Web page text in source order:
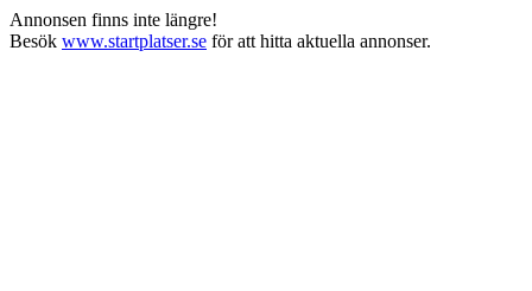
Annonsen finns inte längre!
Besök www.startplatser.se för att hitta aktuella annonser.